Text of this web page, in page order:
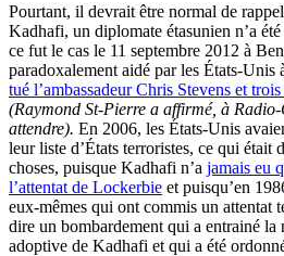
Pourtant, il devrait être normal de
Kadhafi, un diplomate étasunien n’a
ce fut le cas le 11 septembre 2012 à
paradoxalement aidé par les États-Unis
tué l’ambassadeur Chris Stevens et
(Raymond St-Pierre a affirmé, à
attendre). En 2006, les États-Unis
leur liste d’États terroristes, ce qui était
choses, puisque Kadhafi n’a jamais eu
l’attentat de Lockerbie et puisqu’en
eux-mêmes qui ont commis un attentat
dire un bombardement qui a entrainé
adoptive de Kadhafi et qui a été